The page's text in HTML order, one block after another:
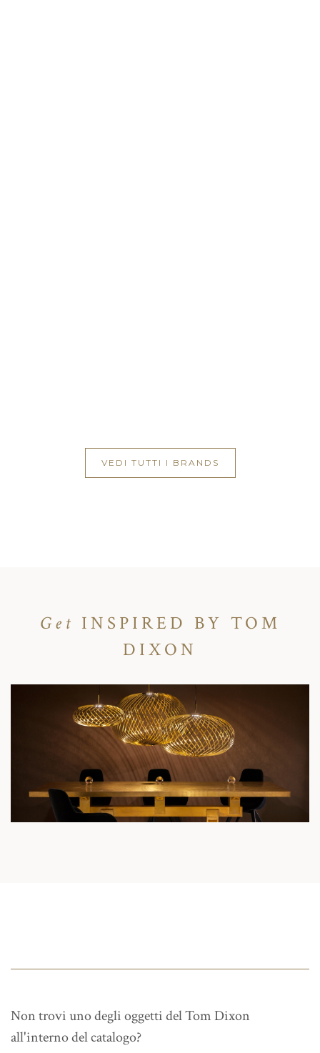
VEDI TUTTI I BRANDS
Get INSPIRED BY TOM
DIXON
Non trovi uno degli oggetti del Tom Dixon
all'interno del catalogo?